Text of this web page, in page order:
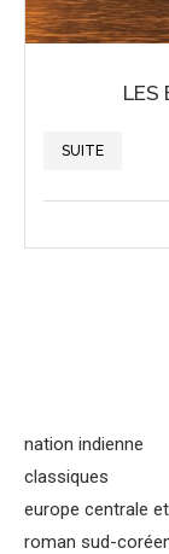
LES
SUITE
nation indienne
classiques
europe centrale
roman sud-